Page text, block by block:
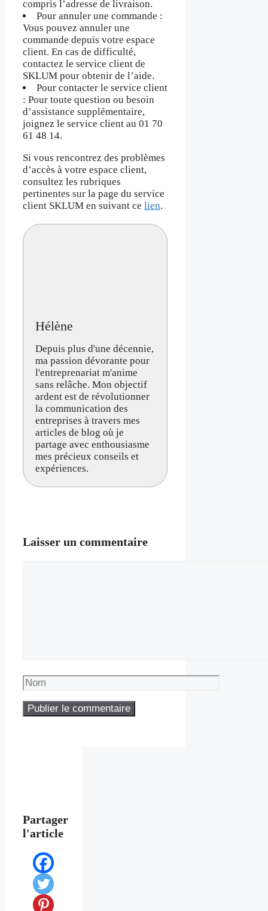
compris l’adresse de livraison.
Pour annuler une commande :
Vous pouvez annuler une
commande depuis votre espace
client. En cas de difficulté,
contactez le service client de
SKLUM pour obtenir de l’aide.
Pour contacter le service client
: Pour toute question ou besoin
d’assistance supplémentaire,
joignez le service client au 01 70
61 48 14.
Si vous rencontrez des problèmes
d’accès à votre espace client,
consultez les rubriques
pertinentes sur la page du service
client SKLUM en suivant ce lien.
Hélène
Depuis plus d'une décennie,
ma passion dévorante pour
l'entreprenariat m'anime
sans relâche. Mon objectif
ardent est de révolutionner
la communication des
entreprises à travers mes
articles de blog où je
partage avec enthousiasme
mes précieux conseils et
expériences.
Laisser un commentaire
Nom
Partager
l'article